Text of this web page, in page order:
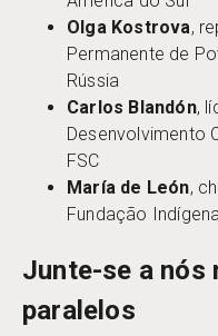
Olga Kostrova,
Permanente de
Rússia
Carlos Blandón,
Desenvolvimento
FSC
María de León,
Fundação
Junte-se a nós
paralelos